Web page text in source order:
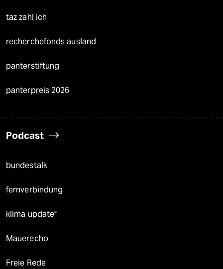
taz zahl ich
recherchefonds ausland
panterstiftung
panterpreis 2026
Podcast
bundestalk
fernverbindung
klima update°
Mauerecho
Freie Rede